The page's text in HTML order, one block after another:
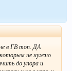
в ГВ топ. ДА
которым не нужно
до упора и